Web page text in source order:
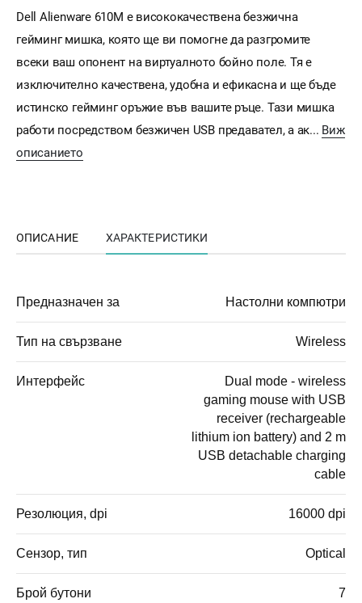
Dell Alienware 610M е висококачествена безжична
гейминг мишка, която ще ви помогне да разгромите
всеки ваш опонент на виртуалното бойно поле. Тя е
изключително качествена, удобна и ефикасна и ще бъде
истинско гейминг оръжие във вашите ръце. Тази мишка
работи посредством безжичен USB предавател, а ак... Виж
описанието
ОПИСАНИЕ ХАРАКТЕРИСТИКИ
Предназначен за Настолни компютри
Тип на свързване Wireless
Интерфейс
Dual mode - wireless
gaming mouse with USB
receiver (rechargeable
lithium ion battery) and 2 m
USB detachable charging
cable
Резолюция, dpi 16000 dpi
Сензор, тип Optical
Брой бутони 7